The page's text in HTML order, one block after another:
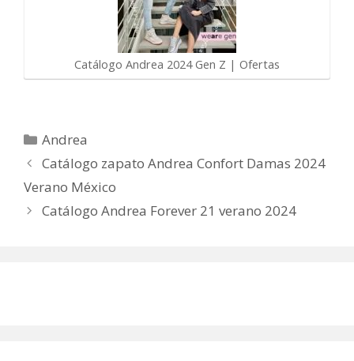
Catálogo Andrea 2024 Gen Z | Ofertas
Categorías
Andrea
Catálogo zapato Andrea Confort Damas 2024
Verano México
Catálogo Andrea Forever 21 verano 2024